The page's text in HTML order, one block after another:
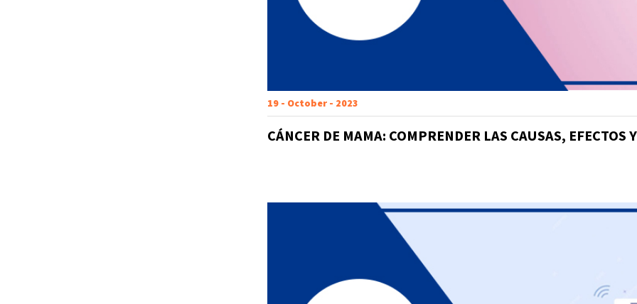
19 - October - 2023
CÁNCER DE MAMA: COMPRENDER LAS CAUSAS, EFECTOS